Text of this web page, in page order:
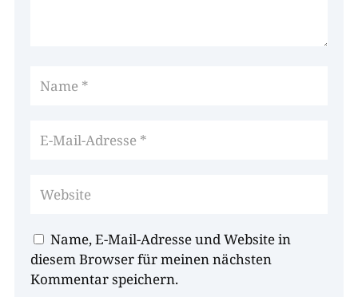
Name, E-Mail-Adresse und Website in
diesem Browser für meinen nächsten
Kommentar speichern.